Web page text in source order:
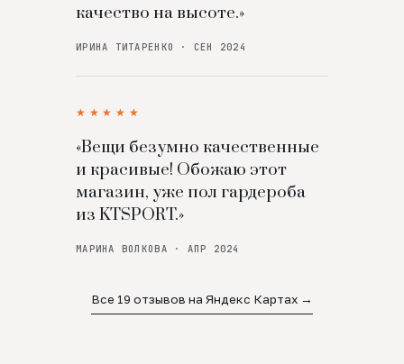
качество на высоте.»
ИРИНА ТИТАРЕНКО · СЕН 2024
★★★★★
«Вещи безумно качественные
и красивые! Обожаю этот
магазин, уже пол гардероба
из KTSPORT.»
МАРИНА ВОЛКОВА · АПР 2024
Все 19 отзывов на Яндекс Картах →